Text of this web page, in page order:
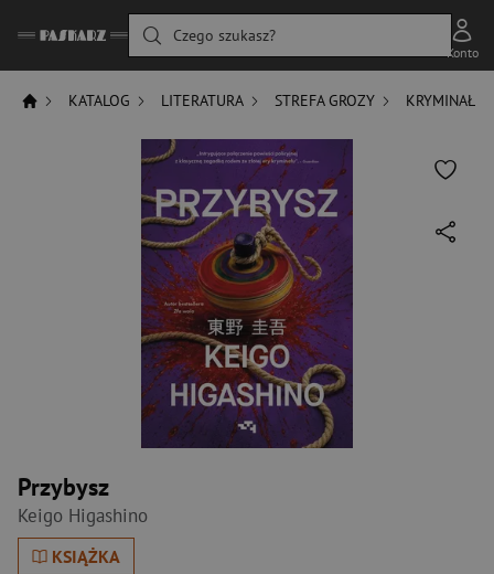
Czego szukasz?
Konto
KATALOG LITERATURA STREFA GROZY KRYMINAŁ
Przybysz
Keigo Higashino
KSIĄŻKA